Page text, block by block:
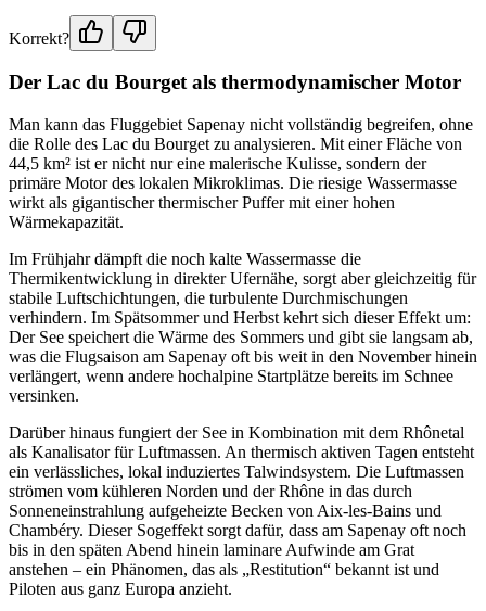
Korrekt?
Der Lac du Bourget als thermodynamischer Motor
Man kann das Fluggebiet Sapenay nicht vollständig begreifen, ohne
die Rolle des Lac du Bourget zu analysieren. Mit einer Fläche von
44,5 km² ist er nicht nur eine malerische Kulisse, sondern der
primäre Motor des lokalen Mikroklimas. Die riesige Wassermasse
wirkt als gigantischer thermischer Puffer mit einer hohen
Wärmekapazität.
Im Frühjahr dämpft die noch kalte Wassermasse die
Thermikentwicklung in direkter Ufernähe, sorgt aber gleichzeitig für
stabile Luftschichtungen, die turbulente Durchmischungen
verhindern. Im Spätsommer und Herbst kehrt sich dieser Effekt um:
Der See speichert die Wärme des Sommers und gibt sie langsam ab,
was die Flugsaison am Sapenay oft bis weit in den November hinein
verlängert, wenn andere hochalpine Startplätze bereits im Schnee
versinken.
Darüber hinaus fungiert der See in Kombination mit dem Rhônetal
als Kanalisator für Luftmassen. An thermisch aktiven Tagen entsteht
ein verlässliches, lokal induziertes Talwindsystem. Die Luftmassen
strömen vom kühleren Norden und der Rhône in das durch
Sonneneinstrahlung aufgeheizte Becken von Aix-les-Bains und
Chambéry. Dieser Sogeffekt sorgt dafür, dass am Sapenay oft noch
bis in den späten Abend hinein laminare Aufwinde am Grat
anstehen – ein Phänomen, das als „Restitution“ bekannt ist und
Piloten aus ganz Europa anzieht.